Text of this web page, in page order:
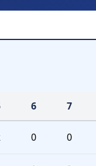
6 7
0 0